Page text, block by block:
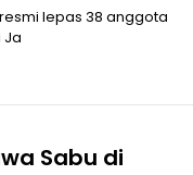
Ja
Sabu di